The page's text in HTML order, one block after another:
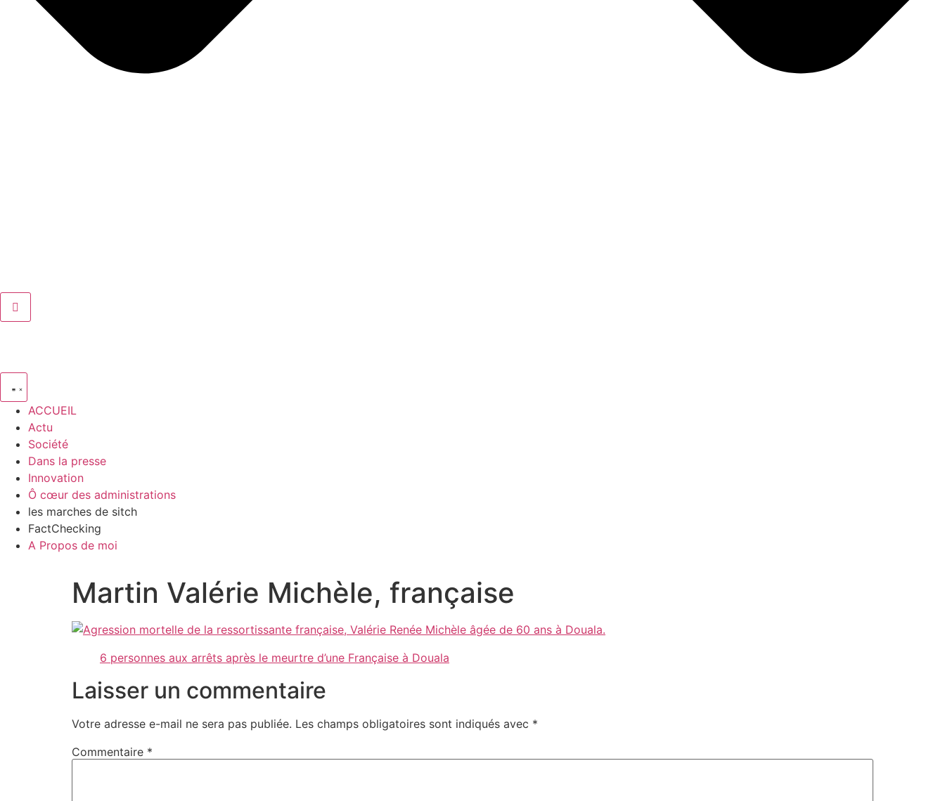
ACCUEIL
Actu
Société
Dans la presse
Innovation
Ô cœur des administrations
les marches de sitch
FactChecking
A Propos de moi
Martin Valérie Michèle, française
6 personnes aux arrêts après le meurtre d’une Française à Douala
Laisser un commentaire
Votre adresse e-mail ne sera pas publiée. Les champs obligatoires sont indiqués avec *
Commentaire *